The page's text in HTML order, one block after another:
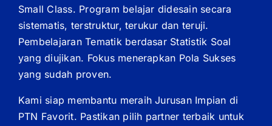
Small Class. Program belajar didesain secara
sistematis, terstruktur, terukur dan teruji.
Pembelajaran Tematik berdasar Statistik Soal
yang diujikan. Fokus menerapkan Pola Sukses
yang sudah proven.
Kami siap membantu meraih Jurusan Impian di
PTN Favorit. Pastikan pilih partner terbaik untuk